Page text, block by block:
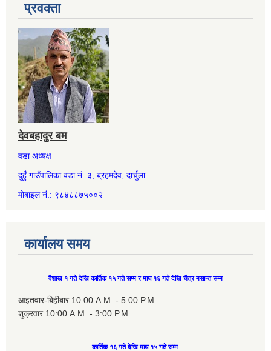
प्रवक्ता
देवबहादुर बम
वडा अध्यक्ष
दुहुँ गाउँपालिका वडा नं. ३, ब्रहमदेव, दार्चुला
मोबाइल नं.: ९८४८८७५००२
कार्यालय समय
वैशाख १ गते देखि कार्तिक १५ गते सम्म र माघ १६ गते देखि चैत्र मसान्त सम्म
आइतवार-बिहीबार 10:00 A.M. - 5:00 P.M.
शुक्रवार 10:00 A.M. - 3:00 P.M.
कार्तिक १६ गते देखि माघ १५ गते सम्म